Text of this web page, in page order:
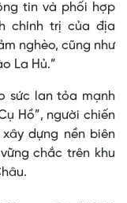
tin và phối hợp
chính trị của địa
nghèo, cũng như
La Hủ.”
sức lan tỏa mạnh
Hồ”, người chiến
dựng nền biên
chắc trên khu